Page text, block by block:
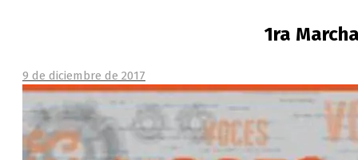
1ra
9 de diciembre de 2017